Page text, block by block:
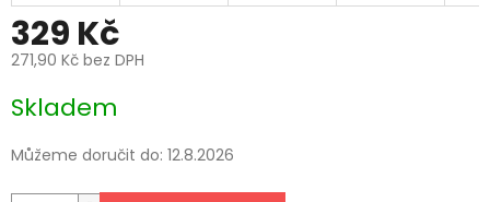
329 Kč
271,90 Kč bez DPH
cena:
Skladem
Můžeme doručit do: 12.8.2026